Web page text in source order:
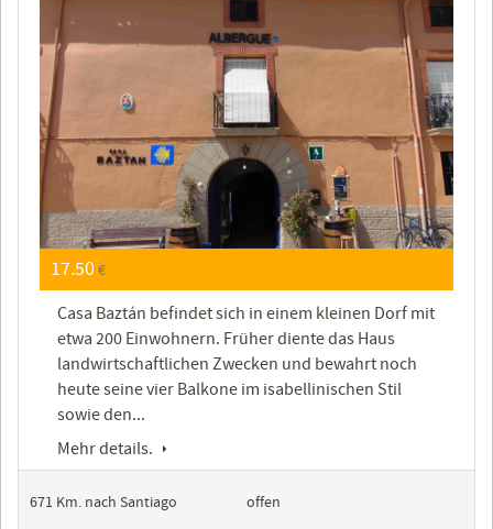
17.50€
Casa Baztán befindet sich in einem kleinen Dorf mit
etwa 200 Einwohnern. Früher diente das Haus
landwirtschaftlichen Zwecken und bewahrt noch
heute seine vier Balkone im isabellinischen Stil
sowie den...
Mehr details.
671 Km. nach Santiago offen